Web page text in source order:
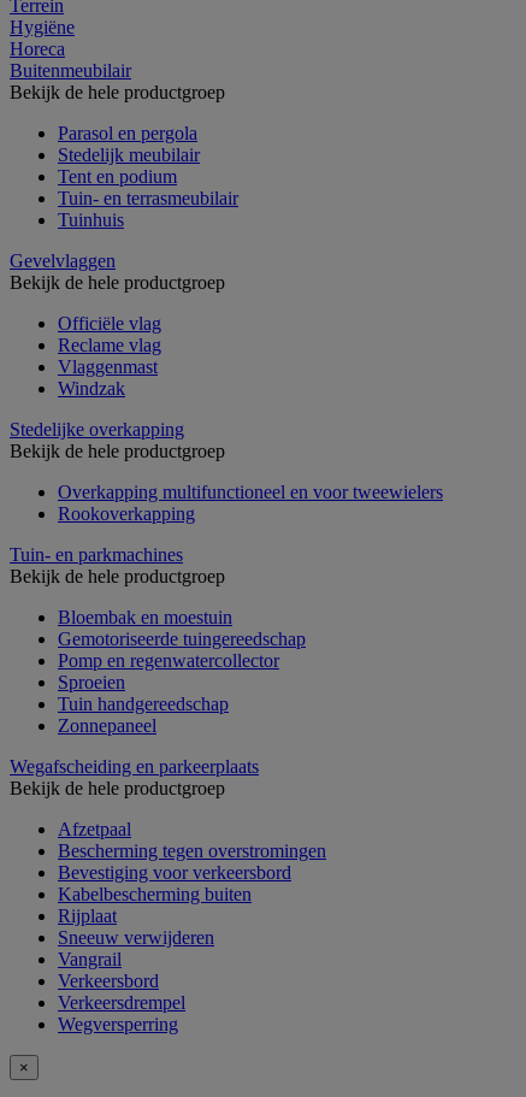
Terrein
Hygiëne
Horeca
Buitenmeubilair
Bekijk de hele productgroep
Parasol en pergola
Stedelijk meubilair
Tent en podium
Tuin- en terrasmeubilair
Tuinhuis
Gevelvlaggen
Bekijk de hele productgroep
Officiële vlag
Reclame vlag
Vlaggenmast
Windzak
Stedelijke overkapping
Bekijk de hele productgroep
Overkapping multifunctioneel en voor tweewielers
Rookoverkapping
Tuin- en parkmachines
Bekijk de hele productgroep
Bloembak en moestuin
Gemotoriseerde tuingereedschap
Pomp en regenwatercollector
Sproeien
Tuin handgereedschap
Zonnepaneel
Wegafscheiding en parkeerplaats
Bekijk de hele productgroep
Afzetpaal
Bescherming tegen overstromingen
Bevestiging voor verkeersbord
Kabelbescherming buiten
Rijplaat
Sneeuw verwijderen
Vangrail
Verkeersbord
Verkeersdrempel
Wegversperring
×